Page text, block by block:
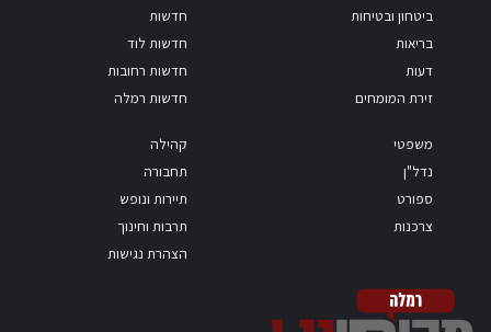
ביטחון ובטיחות
בריאות
דעות
זירת המומחים
חדשות
חדשות לוד
חדשות רחובות
חדשות רמלה
משפטי
נדל"ן
ספורט
צרכנות
קהילה
תחבורה
תיירות ונופש
תרבות וחינוך
הצהרת נגישות